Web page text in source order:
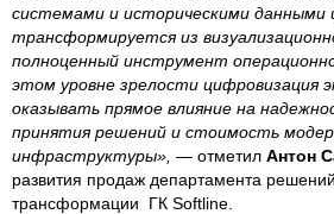
системами и историческими данными
трансформируется из
полноценный инструмент
этом уровне зрелости цифровизация
оказывать прямое влияние на
принятия решений и стоимость
инфраструктуры», — отметил Антон
развития продаж департамента
трансформации ГК Softline.